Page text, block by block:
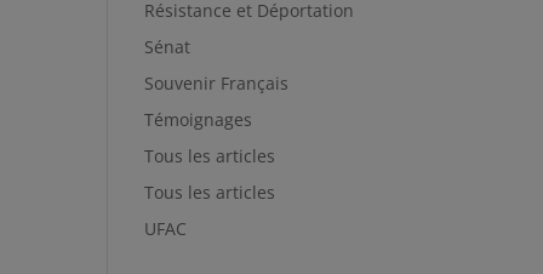
Résistance et Déportation
Sénat
Souvenir Français
Témoignages
Tous les articles
Tous les articles
UFAC